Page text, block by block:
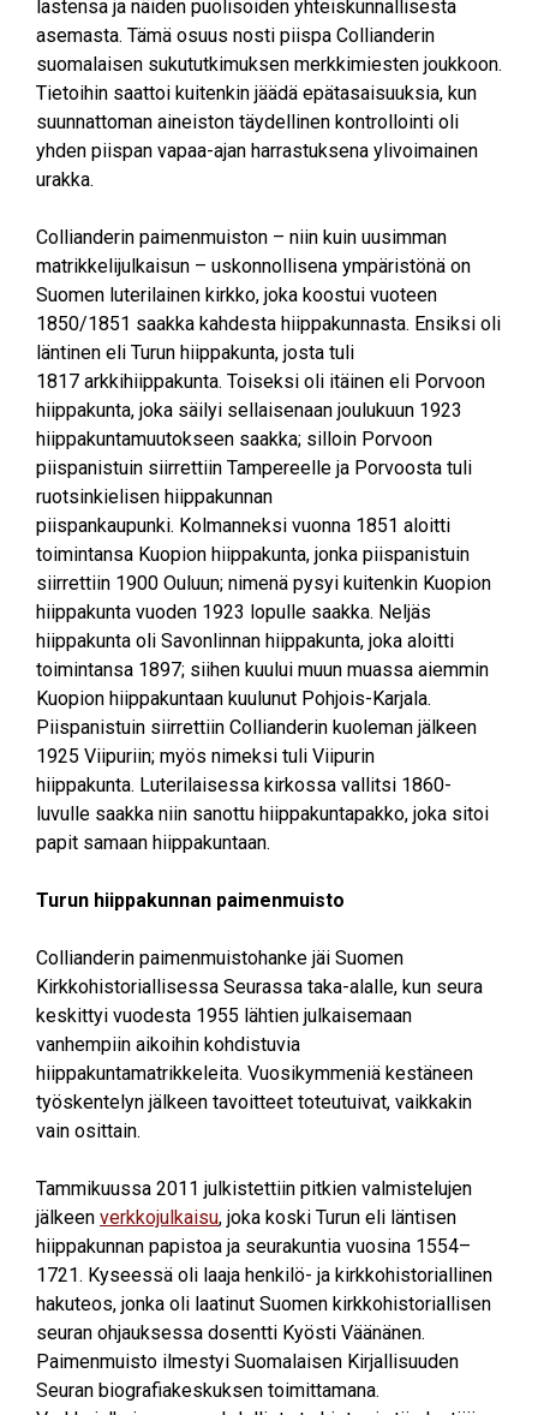
lastensa ja näiden puolisoiden yhteiskunnallisesta
asemasta. Tämä osuus nosti piispa Collianderin
suomalaisen sukututkimuksen merkkimiesten joukkoon.
Tietoihin saattoi kuitenkin jäädä epätasaisuuksia, kun
suunnattoman aineiston täydellinen kontrollointi oli
yhden piispan vapaa-ajan harrastuksena ylivoimainen
urakka.
Collianderin paimenmuiston – niin kuin uusimman
matrikkelijulkaisun – uskonnollisena ympäristönä on
Suomen luterilainen kirkko, joka koostui vuoteen
1850/1851 saakka kahdesta hiippakunnasta. Ensiksi oli
läntinen eli Turun hiippakunta, josta tuli
1817 arkkihiippakunta. Toiseksi oli itäinen eli Porvoon
hiippakunta, joka säilyi sellaisenaan joulukuun 1923
hiippakuntamuutokseen saakka; silloin Porvoon
piispanistuin siirrettiin Tampereelle ja Porvoosta tuli
ruotsinkielisen hiippakunnan
piispankaupunki. Kolmanneksi vuonna 1851 aloitti
toimintansa Kuopion hiippakunta, jonka piispanistuin
siirrettiin 1900 Ouluun; nimenä pysyi kuitenkin Kuopion
hiippakunta vuoden 1923 lopulle saakka. Neljäs
hiippakunta oli Savonlinnan hiippakunta, joka aloitti
toimintansa 1897; siihen kuului muun muassa aiemmin
Kuopion hiippakuntaan kuulunut Pohjois-Karjala.
Piispanistuin siirrettiin Collianderin kuoleman jälkeen
1925 Viipuriin; myös nimeksi tuli Viipurin
hiippakunta. Luterilaisessa kirkossa vallitsi 1860-
luvulle saakka niin sanottu hiippakuntapakko, joka sitoi
papit samaan hiippakuntaan.
Turun hiippakunnan paimenmuisto
Collianderin paimenmuistohanke jäi Suomen
Kirkkohistoriallisessa Seurassa taka-alalle, kun seura
keskittyi vuodesta 1955 lähtien julkaisemaan
vanhempiin aikoihin kohdistuvia
hiippakuntamatrikkeleita. Vuosikymmeniä kestäneen
työskentelyn jälkeen tavoitteet toteutuivat, vaikkakin
vain osittain.
Tammikuussa 2011 julkistettiin pitkien valmistelujen
jälkeen verkkojulkaisu, joka koski Turun eli läntisen
hiippakunnan papistoa ja seurakuntia vuosina 1554–
1721. Kyseessä oli laaja henkilö- ja kirkkohistoriallinen
hakuteos, jonka oli laatinut Suomen kirkkohistoriallisen
seuran ohjauksessa dosentti Kyösti Väänänen.
Paimenmuisto ilmestyi Suomalaisen Kirjallisuuden
Seuran biografiakeskuksen toimittamana.